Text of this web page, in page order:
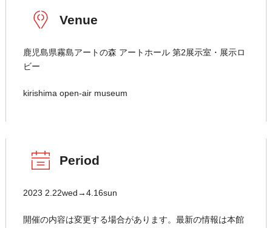
Venue
鹿児島県霧島アートの森 アートホール 第2展示室・展示ロ
ビー
kirishima open-air museum
Period
2023 2.22wed→4.16sun
開催の内容は変更する場合があります。最新の情報は本館